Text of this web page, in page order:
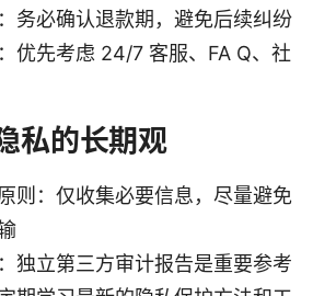
务必确认退款期，避免后续纠纷
优先考虑 24/7 客服、FA Q、社
私的长期观
则：仅收集必要信息，尽量避免
独立第三方审计报告是重要参考